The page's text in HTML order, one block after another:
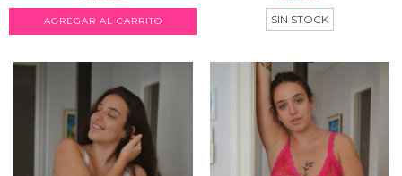
AGREGAR AL CARRITO
SIN STOCK